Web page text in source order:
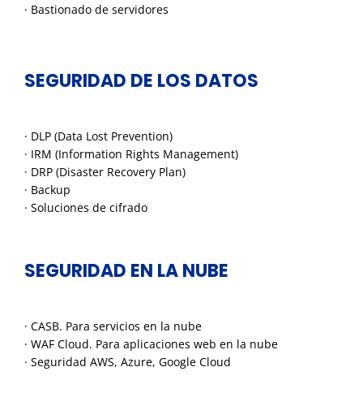
· Bastionado de servidores
SEGURIDAD DE LOS DATOS
· DLP (Data Lost Prevention)
· IRM (Information Rights Management)
· DRP (Disaster Recovery Plan)
· Backup
· Soluciones de cifrado
SEGURIDAD EN LA NUBE
· CASB. Para servicios en la nube
· WAF Cloud. Para aplicaciones web en la nube
· Seguridad AWS, Azure, Google Cloud